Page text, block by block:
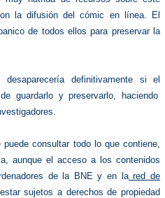
la difusión del cómic en línea. El
de todos ellos para preservar la
definitivamente si el
guardarlo y preservarlo, haciendo
consultar todo lo que contiene,
aunque el acceso a los contenidos
de la BNE y en lared de
estar sujetos a derechos de propiedad